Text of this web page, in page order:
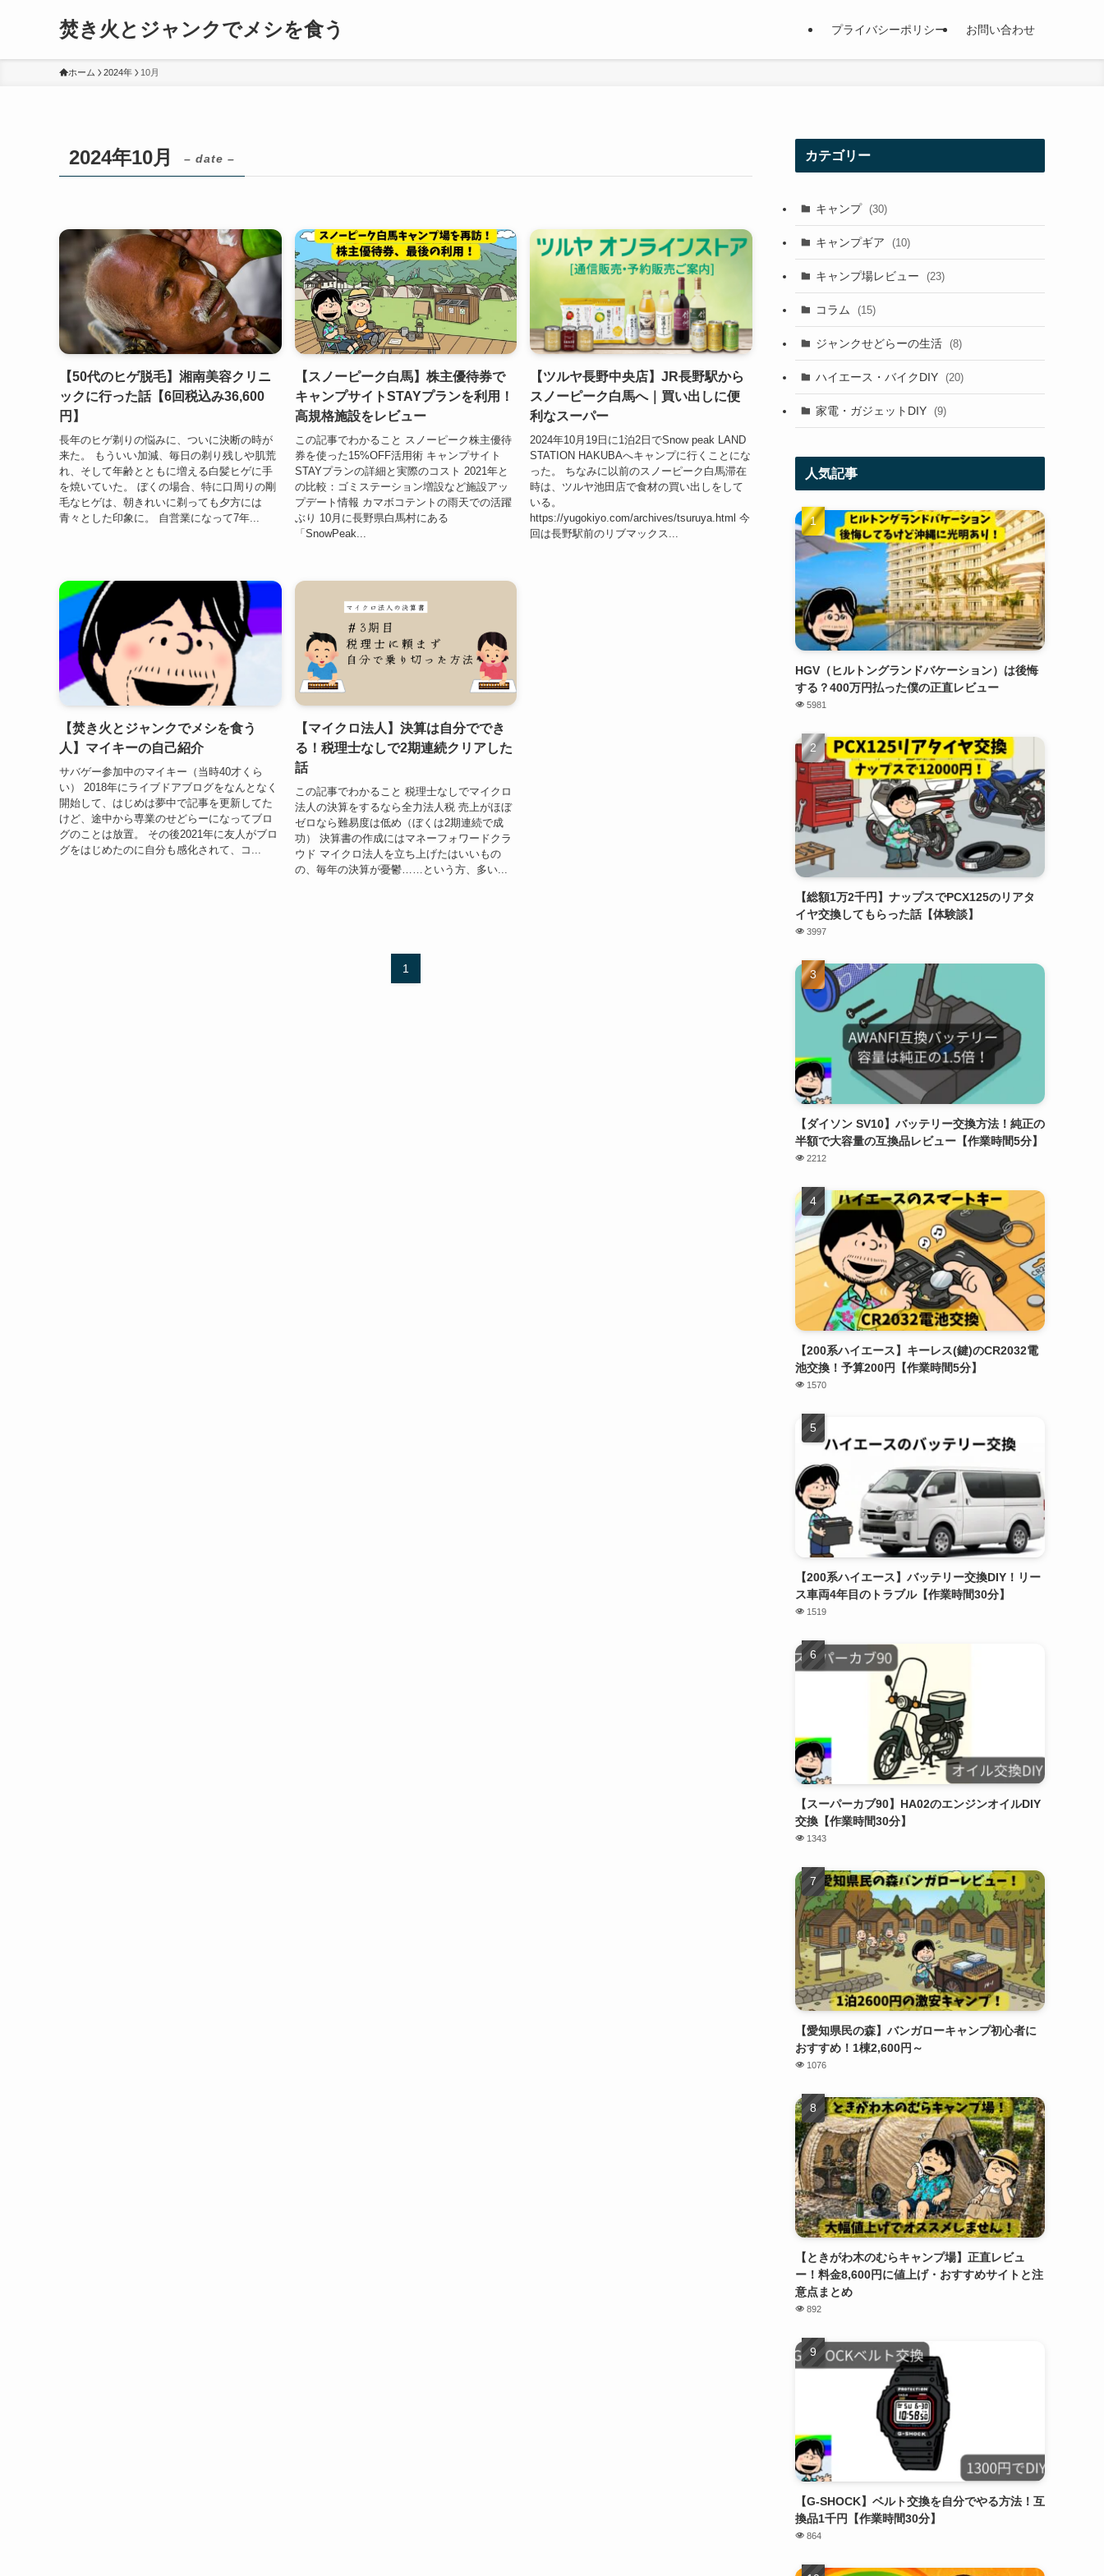
焚き火とジャンクでメシを食う プライバシーポリシー お問い合わせ
ホーム 2024年 10月
2024年10月 – date –
【50代のヒゲ脱毛】湘南美容クリニ
ックに行った話【6回税込み36,600
円】
長年のヒゲ剃りの悩みに、ついに決断の時が
来た。 もういい加減、毎日の剃り残しや肌荒
れ、そして年齢とともに増える白髪ヒゲに手
を焼いていた。 ぼくの場合、特に口周りの剛
毛なヒゲは、朝きれいに剃っても夕方には
青々とした印象に。 自営業になって7年...
【スノーピーク白馬】株主優待券で
キャンプサイトSTAYプランを利用！
高規格施設をレビュー
この記事でわかること スノーピーク株主優待
券を使った15%OFF活用術 キャンプサイト
STAYプランの詳細と実際のコスト 2021年と
の比較：ゴミステーション増設など施設アッ
プデート情報 カマボコテントの雨天での活躍
ぶり 10月に長野県白馬村にある
「SnowPeak...
【ツルヤ長野中央店】JR長野駅から
スノーピーク白馬へ｜買い出しに便
利なスーパー
2024年10月19日に1泊2日でSnow peak LAND
STATION HAKUBAへキャンプに行くことにな
った。 ちなみに以前のスノーピーク白馬滞在
時は、ツルヤ池田店で食材の買い出しをして
いる。
https://yugokiyo.com/archives/tsuruya.html 今
回は長野駅前のリブマックス...
【焚き火とジャンクでメシを食う
人】マイキーの自己紹介
サバゲー参加中のマイキー（当時40才くら
い） 2018年にライブドアブログをなんとなく
開始して、はじめは夢中で記事を更新してた
けど、途中から専業のせどらーになってブロ
グのことは放置。 その後2021年に友人がブロ
グをはじめたのに自分も感化されて、コ...
【マイクロ法人】決算は自分ででき
る！税理士なしで2期連続クリアした
話
この記事でわかること 税理士なしでマイクロ
法人の決算をするなら全力法人税 売上がほぼ
ゼロなら難易度は低め（ぼくは2期連続で成
功） 決算書の作成にはマネーフォワードクラ
ウド マイクロ法人を立ち上げたはいいもの
の、毎年の決算が憂鬱……という方、多い...
1
カテゴリー
キャンプ (30)
キャンプギア (10)
キャンプ場レビュー (23)
コラム (15)
ジャンクせどらーの生活 (8)
ハイエース・バイクDIY (20)
家電・ガジェットDIY (9)
人気記事
HGV（ヒルトングランドバケーション）は後悔
する？400万円払った僕の正直レビュー
5981
【総額1万2千円】ナップスでPCX125のリアタ
イヤ交換してもらった話【体験談】
3997
【ダイソン SV10】バッテリー交換方法！純正の
半額で大容量の互換品レビュー【作業時間5分】
2212
【200系ハイエース】キーレス(鍵)のCR2032電
池交換！予算200円【作業時間5分】
1570
【200系ハイエース】バッテリー交換DIY！リー
ス車両4年目のトラブル【作業時間30分】
1519
【スーパーカブ90】HA02のエンジンオイルDIY
交換【作業時間30分】
1343
【愛知県民の森】バンガローキャンプ初心者に
おすすめ！1棟2,600円～
1076
【ときがわ木のむらキャンプ場】正直レビュ
ー！料金8,600円に値上げ・おすすめサイトと注
意点まとめ
892
【G-SHOCK】ベルト交換を自分でやる方法！互
換品1千円【作業時間30分】
864